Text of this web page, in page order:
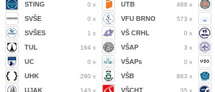
STING 0 x
SVŠE 0 x
SVŠES 1 x
TUL 164 x
UC 0 x
UHK 290 x
UJAK 143 x
UTB 488 x
VFU BRNO 573 x
VŠ CRHL 0 x
VŠAP 3 x
VŠAPs 0 x
VŠB 863 x
VŠCHT 35 x